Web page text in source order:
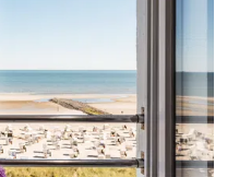
p.P. ab574,50 €